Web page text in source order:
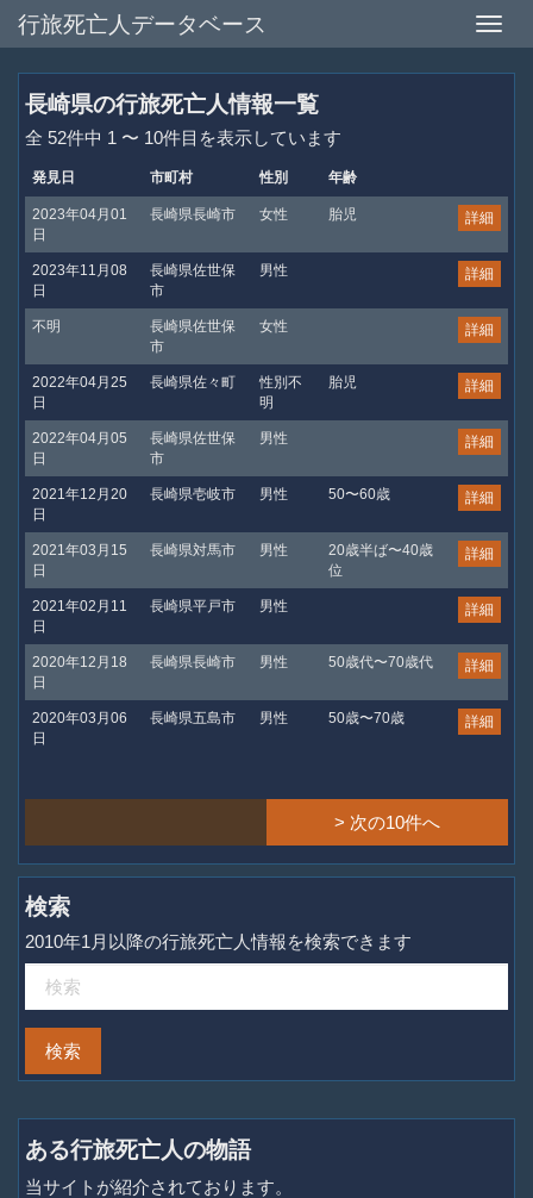
Toggle
行旅死亡人データベース
長崎県の行旅死亡人情報一覧
全 52件中 1 〜 10件目を表示しています
発見日 市町村 性別 年齢
2023年04月01
日
長崎県長崎市 女性 胎児 詳細
2023年11月08
日
長崎県佐世保
市
男性 詳細
不明
長崎県佐世保
市
女性 詳細
2022年04月25
日
長崎県佐々町
性別不
明
胎児 詳細
2022年04月05
日
長崎県佐世保
市
男性 詳細
2021年12月20
日
長崎県壱岐市 男性 50〜60歳 詳細
2021年03月15
日
長崎県対馬市 男性
20歳半ば〜40歳
位
詳細
2021年02月11
日
長崎県平戸市 男性 詳細
2020年12月18
日
長崎県長崎市 男性 50歳代〜70歳代 詳細
2020年03月06
日
長崎県五島市 男性 50歳〜70歳 詳細
> 次の10件へ
検索
2010年1月以降の行旅死亡人情報を検索できます
ある行旅死亡人の物語
当サイトが紹介されております。